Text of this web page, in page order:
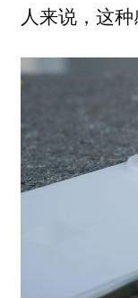
人来说，这种